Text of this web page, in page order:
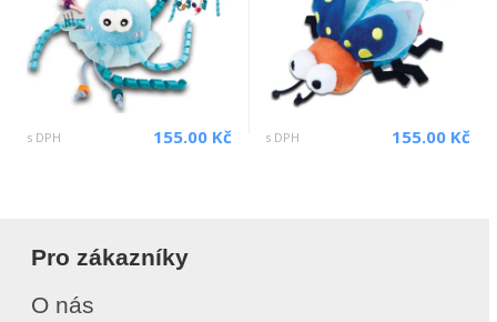
s DPH 155.00 Kč s DPH 155.00 Kč
Pro zákazníky
O nás